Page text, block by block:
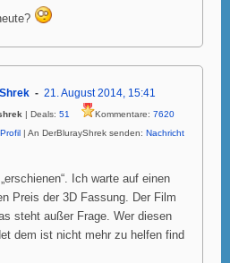
21. August 2014, 15:41
| Deals: 51 Kommentare: 7620
Profil | An DerBlurayShrek senden: Nachricht
Ich warte auf einen
Preis der 3D Fassung. Der Film
steht außer Frage. Wer diesen
dem ist nicht mehr zu helfen find